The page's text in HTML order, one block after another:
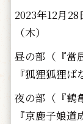
2023年12月
（木）
昼の部（『當
『狐狸狐狸ば
夜の部（『鶴
『京鹿子娘道